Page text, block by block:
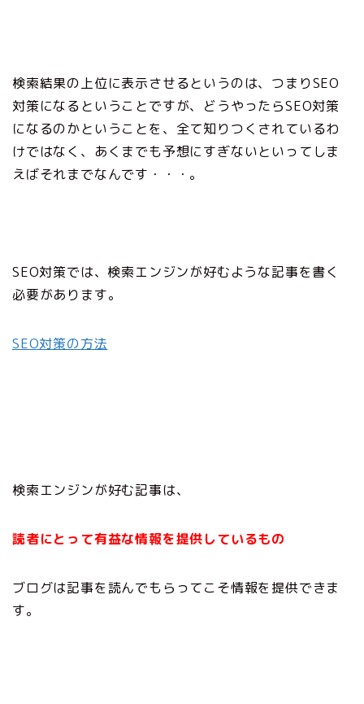
検索結果の上位に表示させるというのは、つまりSEO
対策になるということですが、どうやったらSEO対策
になるのかということを、全て知りつくされているわ
けではなく、あくまでも予想にすぎないといってしま
えばそれまでなんです・・・。
SEO対策では、検索エンジンが好むような記事を書く
必要があります。
SEO対策の方法
検索エンジンが好む記事は、
読者にとって有益な情報を提供しているもの
ブログは記事を読んでもらってこそ情報を提供できま
す。